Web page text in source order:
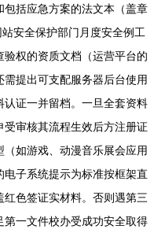
括应急方案的法文本（盖章
站安全保护部门月度安全例工
权的资质文档（运营平台的
提出可支配服务器后台使用
证一并留档。一旦全套资料
审核其流程生效后方注册证
如游戏、动漫音乐展会应用
子系统提示为标准按框架直
色签证实材料。否则遇第三
一文件校办受成功安全取得